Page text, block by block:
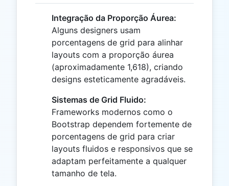
Integração da Proporção Áurea:
Alguns designers usam
porcentagens de grid para alinhar
layouts com a proporção áurea
(aproximadamente 1,618), criando
designs esteticamente agradáveis.
Sistemas de Grid Fluido:
Frameworks modernos como o
Bootstrap dependem fortemente de
porcentagens de grid para criar
layouts fluidos e responsivos que se
adaptam perfeitamente a qualquer
tamanho de tela.